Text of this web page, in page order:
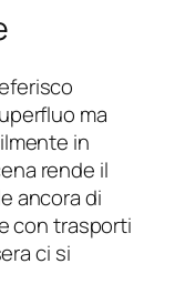
ma
in
rende il
ancora di
con trasporti
ci si